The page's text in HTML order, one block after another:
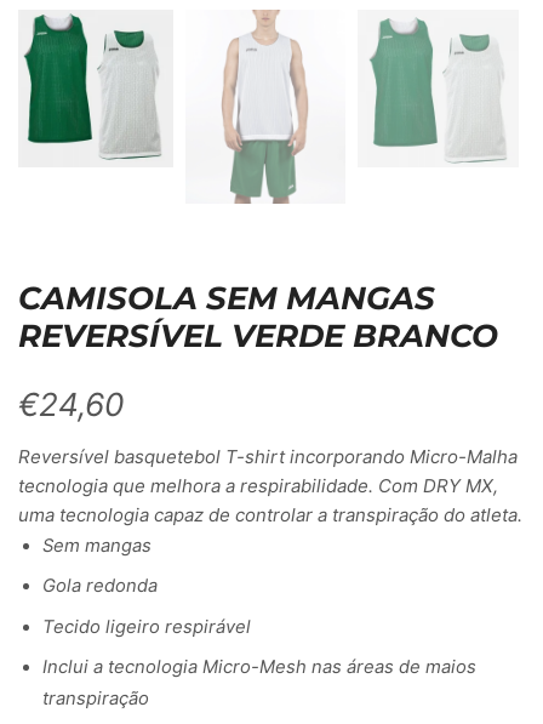
CAMISOLA SEM MANGAS
REVERSÍVEL VERDE BRANCO
€24,60
Reversível basquetebol T-shirt incorporando Micro-Malha
tecnologia que melhora a respirabilidade. Com DRY MX,
uma tecnologia capaz de controlar a transpiração do atleta.
Sem mangas
Gola redonda
Tecido ligeiro respirável
Inclui a tecnologia Micro-Mesh nas áreas de maios
transpiração